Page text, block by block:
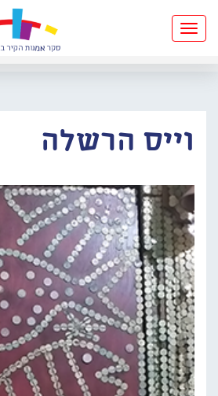
Toggle
navigation
וייס הרשלה